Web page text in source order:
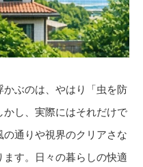
かぶのは、やはり「虫を防
かし、実際にはそれだけで
通りや視界のクリアさな
す。日々の暮らしの快適